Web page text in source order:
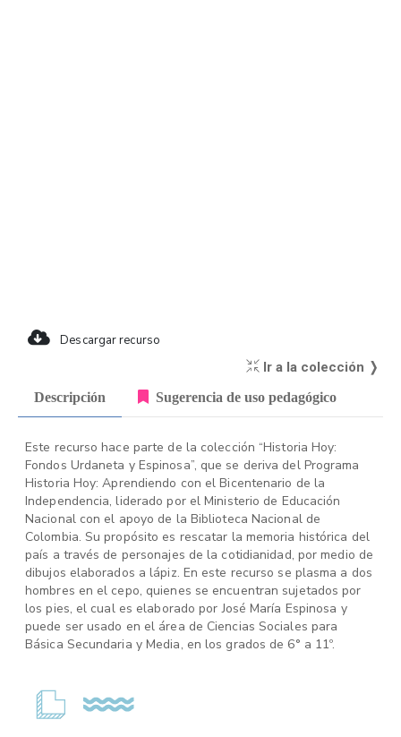
Descargar recurso
Ir a la colección ❭
Descripción Sugerencia de uso pedagógico
Este recurso hace parte de la colección “Historia Hoy:
Fondos Urdaneta y Espinosa”, que se deriva del Programa
Historia Hoy: Aprendiendo con el Bicentenario de la
Independencia, liderado por el Ministerio de Educación
Nacional con el apoyo de la Biblioteca Nacional de
Colombia. Su propósito es rescatar la memoria histórica del
país a través de personajes de la cotidianidad, por medio de
dibujos elaborados a lápiz. En este recurso se plasma a dos
hombres en el cepo, quienes se encuentran sujetados por
los pies, el cual es elaborado por José María Espinosa y
puede ser usado en el área de Ciencias Sociales para
Básica Secundaria y Media, en los grados de 6° a 11º.